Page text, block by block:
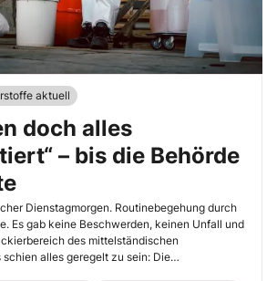
aktuell
doch alles
– bis die Behörde
Dienstagmorgen. Routinebegehung durch
Es gab keine Beschwerden, keinen Unfall und
des mittelständischen
alles geregelt zu sein: Die